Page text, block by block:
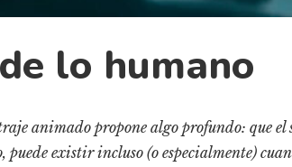
lo humano
animado propone algo profundo: que el
existir incluso (o especialmente)